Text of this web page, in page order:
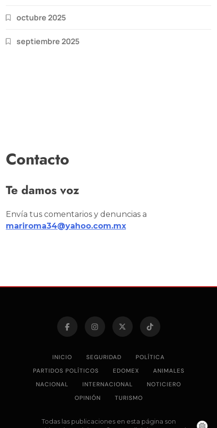
octubre 2025
septiembre 2025
Contacto
Te damos voz
Envía tus comentarios y denuncias a
mariroma34@yahoo.com.mx
INICIO SEGURIDAD
POLÍTICA
PARTIDOS POLÍTICOS
EDOMEX
ANIMALES
NACIONAL
INTERNACIONAL
NOTICIERO
OPINIÓN
TURISMO
Todas las publicaciones en esta página son